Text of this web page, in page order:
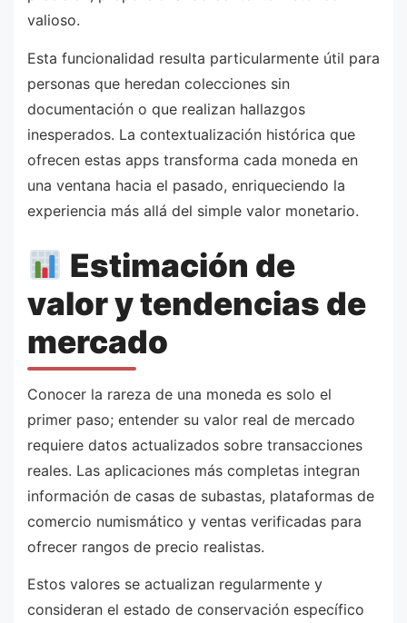
valioso.
Esta funcionalidad resulta particularmente útil para
personas que heredan colecciones sin
documentación o que realizan hallazgos
inesperados. La contextualización histórica que
ofrecen estas apps transforma cada moneda en
una ventana hacia el pasado, enriqueciendo la
experiencia más allá del simple valor monetario.
Estimación de
valor y tendencias de
mercado
Conocer la rareza de una moneda es solo el
primer paso; entender su valor real de mercado
requiere datos actualizados sobre transacciones
reales. Las aplicaciones más completas integran
información de casas de subastas, plataformas de
comercio numismático y ventas verificadas para
ofrecer rangos de precio realistas.
Estos valores se actualizan regularmente y
consideran el estado de conservación específico